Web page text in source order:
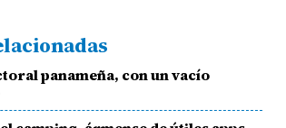
panameña, con un vacío